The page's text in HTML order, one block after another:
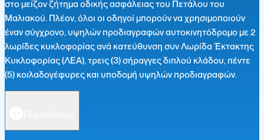
στο μείζον ζήτημα οδικής ασφάλειας του Πετάλου του
Μαλιακού. Πλέον, όλοι οι οδηγοί μπορούν να χρησιμοποιούν
έναν σύγχρονο, υψηλών προδιαγραφών αυτοκινητόδρομο με 2
λωρίδες κυκλοφορίας ανά κατεύθυνση συν Λωρίδα Έκτακτης
Κυκλοφορίας (ΛΕΑ), τρεις (3) σήραγγες διπλού κλάδου, πέντε
(5) κοιλαδογέφυρες και υποδομή υψηλών προδιαγραφών.